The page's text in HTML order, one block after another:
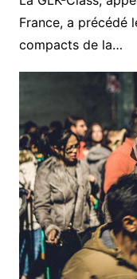
France, a précédé
compacts de la…